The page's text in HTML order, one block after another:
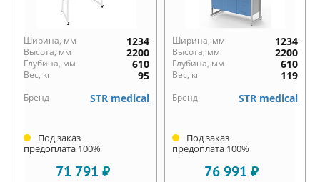
Ширина, мм 1234
Высота, мм 2200
Глубина, мм 610
Вес, кг 95
Бренд STR medical
Под заказ
предоплата 100%
71 791 ₽
Ширина, мм 1234
Высота, мм 2200
Глубина, мм 610
Вес, кг 119
Бренд STR medical
Под заказ
предоплата 100%
76 991 ₽